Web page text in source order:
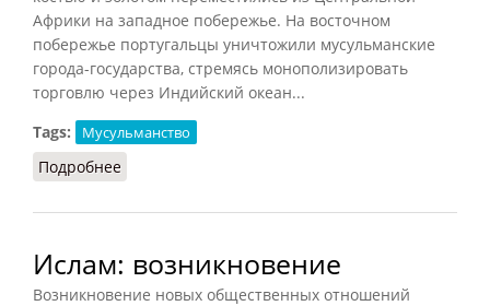
Африки на западное побережье. На восточном
побережье португальцы уничтожили мусульманские
города-государства, стремясь монополизировать
торговлю через Индийский океан...
Tags:
Мусульманство
Подробнее
Ислам: возникновение
Возникновение новых общественных отношений